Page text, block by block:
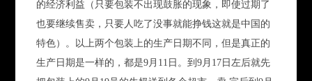
的经济利益（只要包装不出现鼓胀的现象，即使过期了
也要继续售卖，只要人吃了没事就能挣钱这就是中国的
特色）。以上两个包装上的生产日期不同，但是真正的
生产日期是一样的，都是9月11日。到9月17日左后就先